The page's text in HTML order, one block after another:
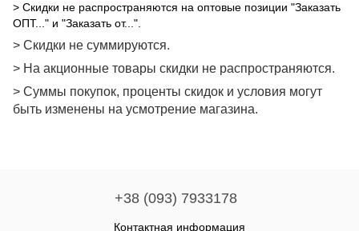
> Скидки не распространяются на оптовые позиции "Заказать
ОПТ..." и "Заказать от...".
> Скидки не суммируются.
> На акционные товары скидки не распространяются.
> Суммы покупок, проценты скидок и условия могут
быть изменены на усмотрение магазина.
+38 (093) 7933178
Контактная информация